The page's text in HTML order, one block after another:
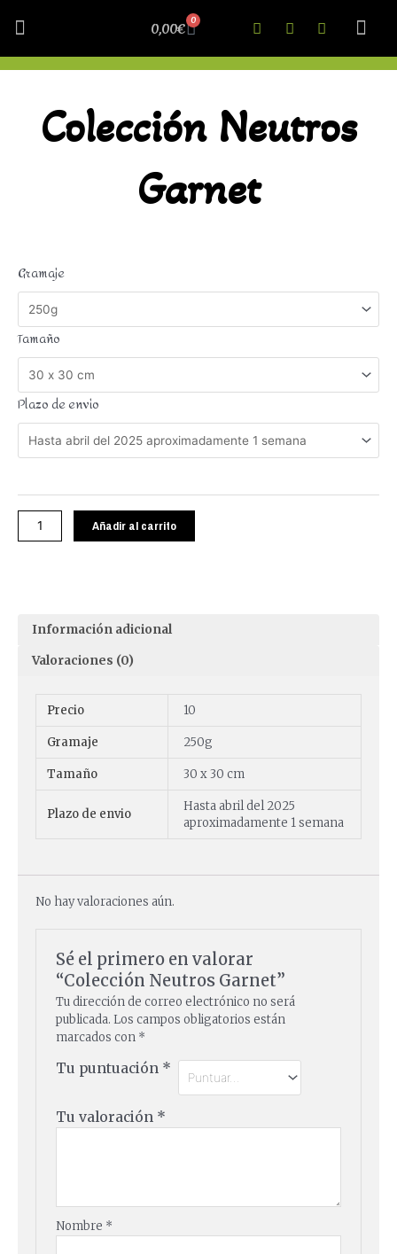
0,00€ 0
Colección Neutros
Garnet
Gramaje
Tamaño
Plazo de envio
Añadir al carrito
Información adicional
Valoraciones (0)
Precio 10
Gramaje 250g
Tamaño 30 x 30 cm
Plazo de envio
Hasta abril del 2025
aproximadamente 1 semana
No hay valoraciones aún.
Sé el primero en valorar
“Colección Neutros Garnet”
Tu dirección de correo electrónico no será
publicada. Los campos obligatorios están
marcados con *
Tu puntuación *
Tu valoración *
Nombre *